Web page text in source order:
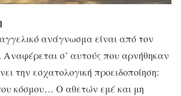
ανάγνωσμα είναι από τον
Αναφέρεται σ’ αυτούς που αρνήθηκαν
την εσχατολογική προειδοποίηση:
κόσμου… Ο αθετών εμέ και μη